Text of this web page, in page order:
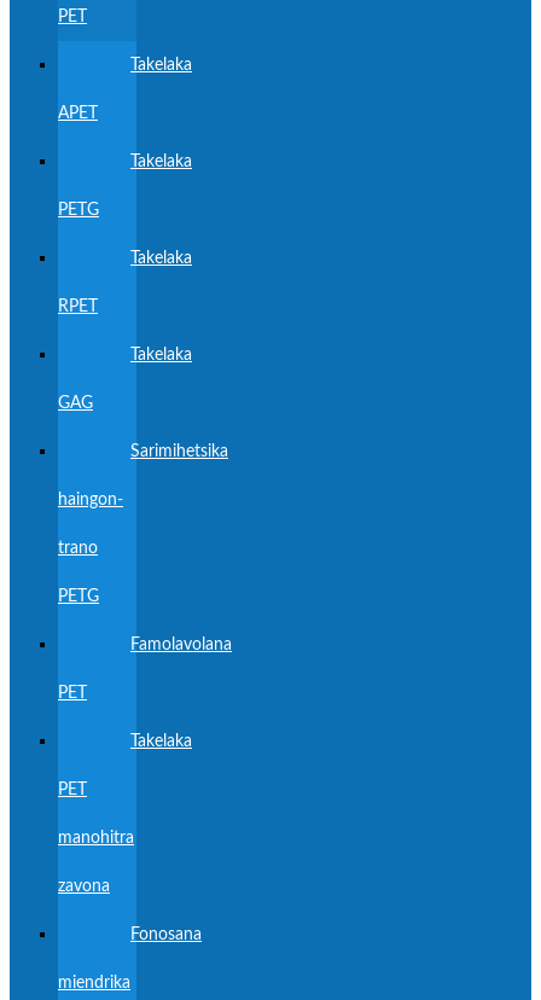
PET
Takelaka
APET
Takelaka
PETG
Takelaka
RPET
Takelaka
GAG
Sarimihetsika
haingon-
trano
PETG
Famolavolana
PET
Takelaka
PET
manohitra
zavona
Fonosana
miendrika